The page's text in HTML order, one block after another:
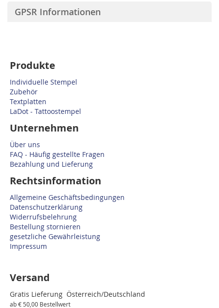
GPSR Informationen
Produkte
Individuelle Stempel
Zubehör
Textplatten
LaDot - Tattoostempel
Unternehmen
Über uns
FAQ - Häufig gestellte Fragen
Bezahlung und Lieferung
Rechtsinformation
Allgemeine Geschäftsbedingungen
Datenschutzerklärung
Widerrufsbelehrung
Bestellung stornieren
gesetzliche Gewährleistung
Impressum
Versand
Gratis Lieferung Österreich/Deutschland
ab € 50,00 Bestellwert